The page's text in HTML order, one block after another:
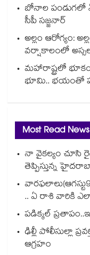
బోనాల పండుగలో
సీపీ సజ్జనార్
అల్లం ఆరోగ్యం:
వర్షాకాలంలో
మహారాష్ట్రలో
భూమి.. భయంతో
Most Read News
నా వైకల్యం చూసి
తెప్పిస్తున్న
.. ఏ రాశి వారికి
పడిక్కల్‌‌
ఢిల్లీ పోలీసుల్లా
ఆగ్రహం